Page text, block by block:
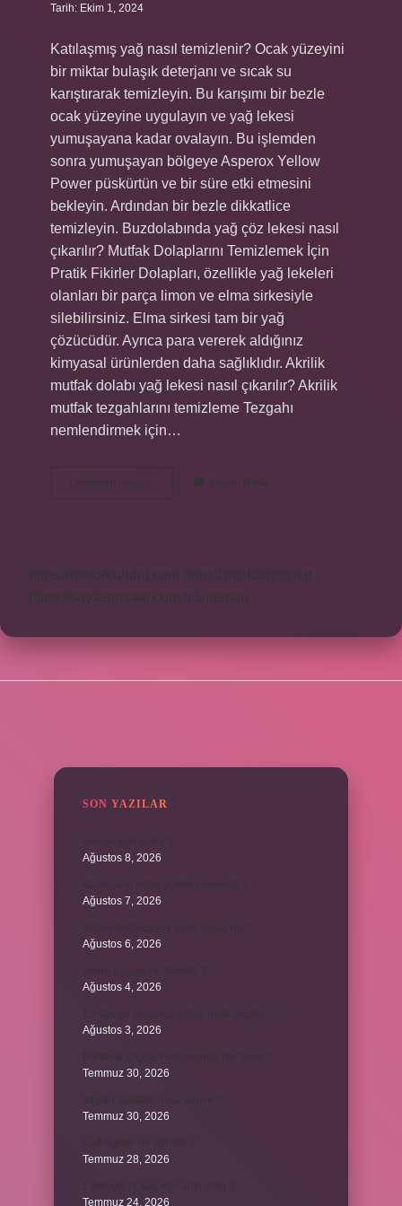
Tarih: Ekim 1, 2024
Katılaşmış yağ nasıl temizlenir? Ocak yüzeyini
bir miktar bulaşık deterjanı ve sıcak su
karıştırarak temizleyin. Bu karışımı bir bezle
ocak yüzeyine uygulayın ve yağ lekesi
yumuşayana kadar ovalayın. Bu işlemden
sonra yumuşayan bölgeye Asperox Yellow
Power püskürtün ve bir süre etki etmesini
bekleyin. Ardından bir bezle dikkatlice
temizleyin. Buzdolabında yağ çöz lekesi nasıl
çıkarılır? Mutfak Dolaplarını Temizlemek İçin
Pratik Fikirler Dolapları, özellikle yağ lekeleri
olanları bir parça limon ve elma sirkesiyle
silebilirsiniz. Elma sirkesi tam bir yağ
çözücüdür. Ayrıca para vererek aldığınız
kimyasal ürünlerden daha sağlıklıdır. Akrilik
mutfak dolabı yağ lekesi nasıl çıkarılır? Akrilik
mutfak tezgahlarını temizleme Tezgahı
nemlendirmek için…
Devamını okuyun
Dolabındaki
Yorum Bırak
https://motorkulubu.com
https://mcifuar.com.tr
https://saytasinsaat.com.tr Sitemap
SON YAZILAR
Swap nedir polis ?
Ağustos 8, 2026
Ağustos 7, 2026
Ağustos 6, 2026
Ağustos 4, 2026
Ağustos 3, 2026
Temmuz 30, 2026
Temmuz 30, 2026
Temmuz 28, 2026
Temmuz 24, 2026